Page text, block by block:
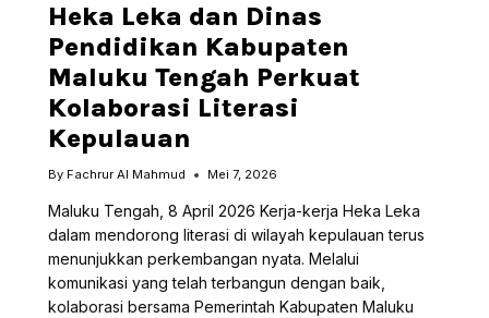
Heka Leka dan Dinas
Pendidikan Kabupaten
Maluku Tengah Perkuat
Kolaborasi Literasi
Kepulauan
By Fachrur Al Mahmud Mei 7, 2026
Maluku Tengah, 8 April 2026 Kerja-kerja Heka Leka
dalam mendorong literasi di wilayah kepulauan terus
menunjukkan perkembangan nyata. Melalui
komunikasi yang telah terbangun dengan baik,
kolaborasi bersama Pemerintah Kabupaten Maluku